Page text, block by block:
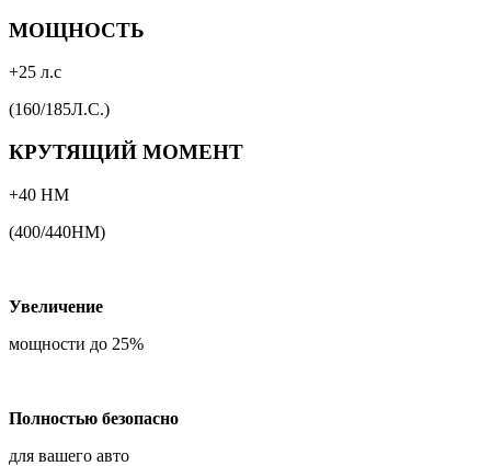
МОЩНОСТЬ
+25 л.с
(160/185Л.С.)
КРУТЯЩИЙ МОМЕНТ
+40 НМ
(400/440НМ)
Увеличение
мощности до 25%
Полностью безопасно
для вашего авто